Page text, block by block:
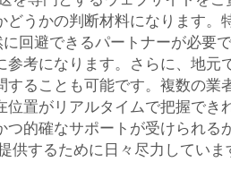
うかの判断材料になります。
回避できるパートナーが必要
考になります。さらに、地元
ることも可能です。複数の業
置がリアルタイムで把握でき
的確なサポートが受けられる
するために日々尽力していま